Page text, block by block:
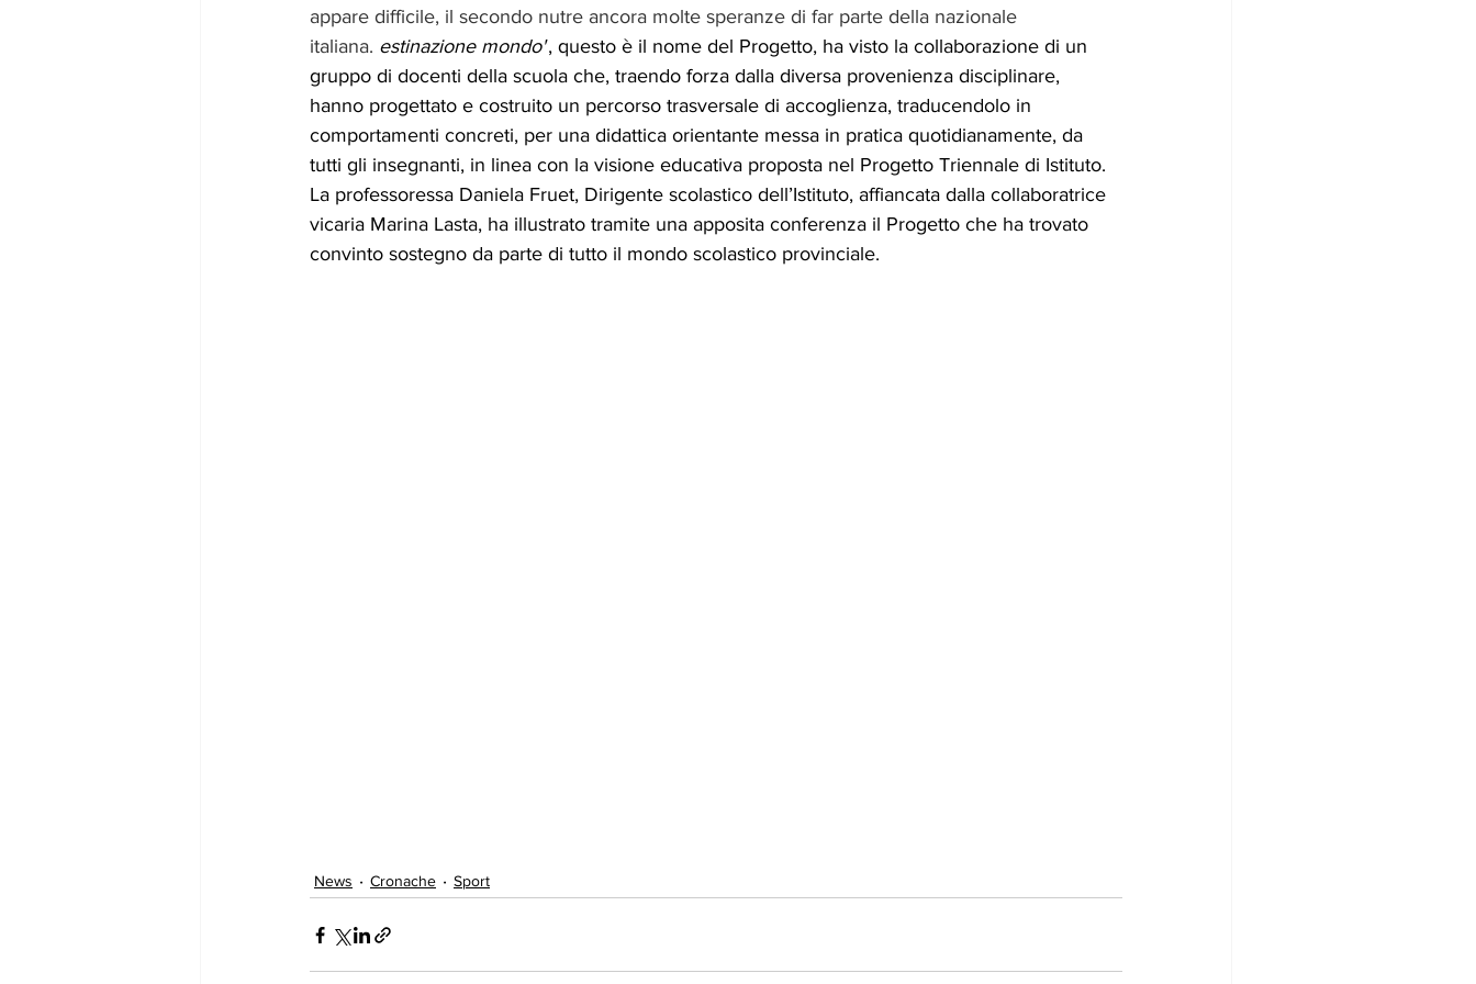
appare difficile, il secondo nutre ancora molte speranze di far parte della nazionale
italiana. estinazione mondo", questo è il nome del Progetto, ha visto la collaborazione di un
gruppo di docenti della scuola che, traendo forza dalla diversa provenienza disciplinare,
hanno progettato e costruito un percorso trasversale di accoglienza, traducendolo in
comportamenti concreti, per una didattica orientante messa in pratica quotidianamente, da
tutti gli insegnanti, in linea con la visione educativa proposta nel Progetto Triennale di Istituto.
La professoressa Daniela Fruet, Dirigente scolastico dell’Istituto, affiancata dalla collaboratrice
vicaria Marina Lasta, ha illustrato tramite una apposita conferenza il Progetto che ha trovato
convinto sostegno da parte di tutto il mondo scolastico provinciale.
News Cronache Sport